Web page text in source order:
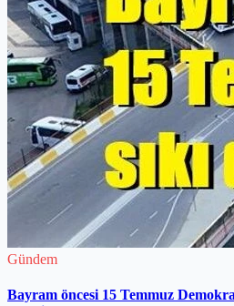
Gündem
Bayram öncesi 15 Temmuz